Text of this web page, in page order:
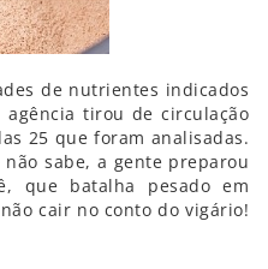
de nutrientes indicados
tirou de circulação
25 que foram analisadas.
não sabe, a gente preparou
que batalha pesado em
cair no conto do vigário!